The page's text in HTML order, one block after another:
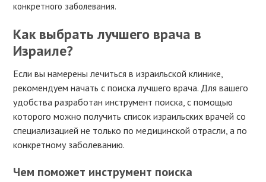
конкретного заболевания.
Как выбрать лучшего врача в
Израиле?
Если вы намерены лечиться в израильской клинике,
рекомендуем начать с поиска лучшего врача. Для вашего
удобства разработан инструмент поиска, с помощью
которого можно получить список израильских врачей со
специализацией не только по медицинской отрасли, а по
конкретному заболеванию.
Чем поможет инструмент поиска